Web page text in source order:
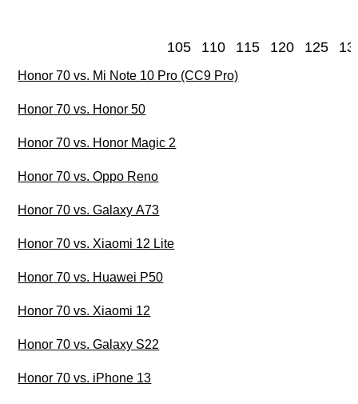
105 110 115 120 125
Honor 70 vs. Mi Note 10 Pro (CC9 Pro)
Honor 70 vs. Honor 50
Honor 70 vs. Honor Magic 2
Honor 70 vs. Oppo Reno
Honor 70 vs. Galaxy A73
Honor 70 vs. Xiaomi 12 Lite
Honor 70 vs. Huawei P50
Honor 70 vs. Xiaomi 12
Honor 70 vs. Galaxy S22
Honor 70 vs. iPhone 13